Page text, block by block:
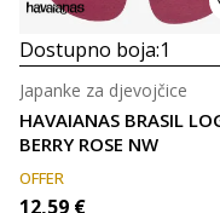
Dostupno boja:1
HAVAIANAS BRASIL
BERRY ROSE NW
Japanke za djevojčice
OFFER
12,59 €